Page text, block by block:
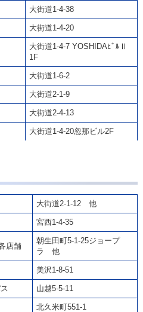
大街道1-4-38
大街道1-4-20
大街道1-4-7 YOSHIDAﾋﾞﾙⅡ
1F
大街道1-6-2
大街道2-1-9
大街道2-4-13
大街道1-4-20忽那ビル2F
大街道2-1-12 他
宮西1-4-35
店舗
朝生田町5-1-25ジョープ
ラ 他
美沢1-8-51
山越5-5-11
北久米町551-1